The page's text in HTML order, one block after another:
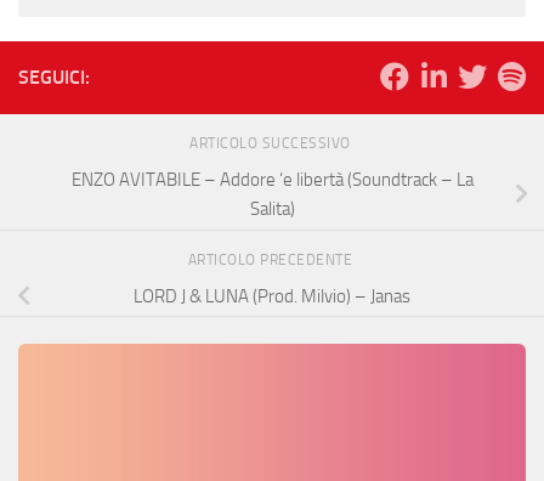
SEGUICI:
ARTICOLO SUCCESSIVO
ENZO AVITABILE – Addore ‘e libertà (Soundtrack – La
Salita)
ARTICOLO PRECEDENTE
LORD J & LUNA (Prod. Milvio) – Janas